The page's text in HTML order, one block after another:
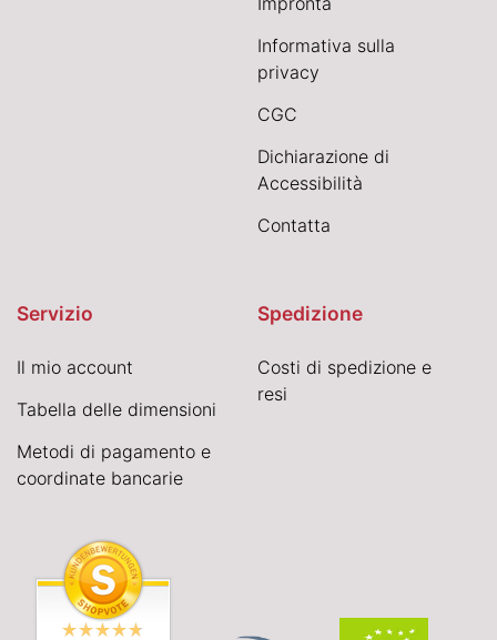
Informativa sulla
privacy
CGC
Dichiarazione di
Accessibilità
Contatta
Servizio
Il mio account
Tabella delle dimensioni
Metodi di pagamento e
coordinate bancarie
Spedizione
Costi di spedizione e
resi